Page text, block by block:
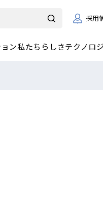
採用
ン私たちらしさテクノロ